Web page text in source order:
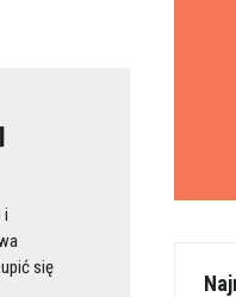
i
się